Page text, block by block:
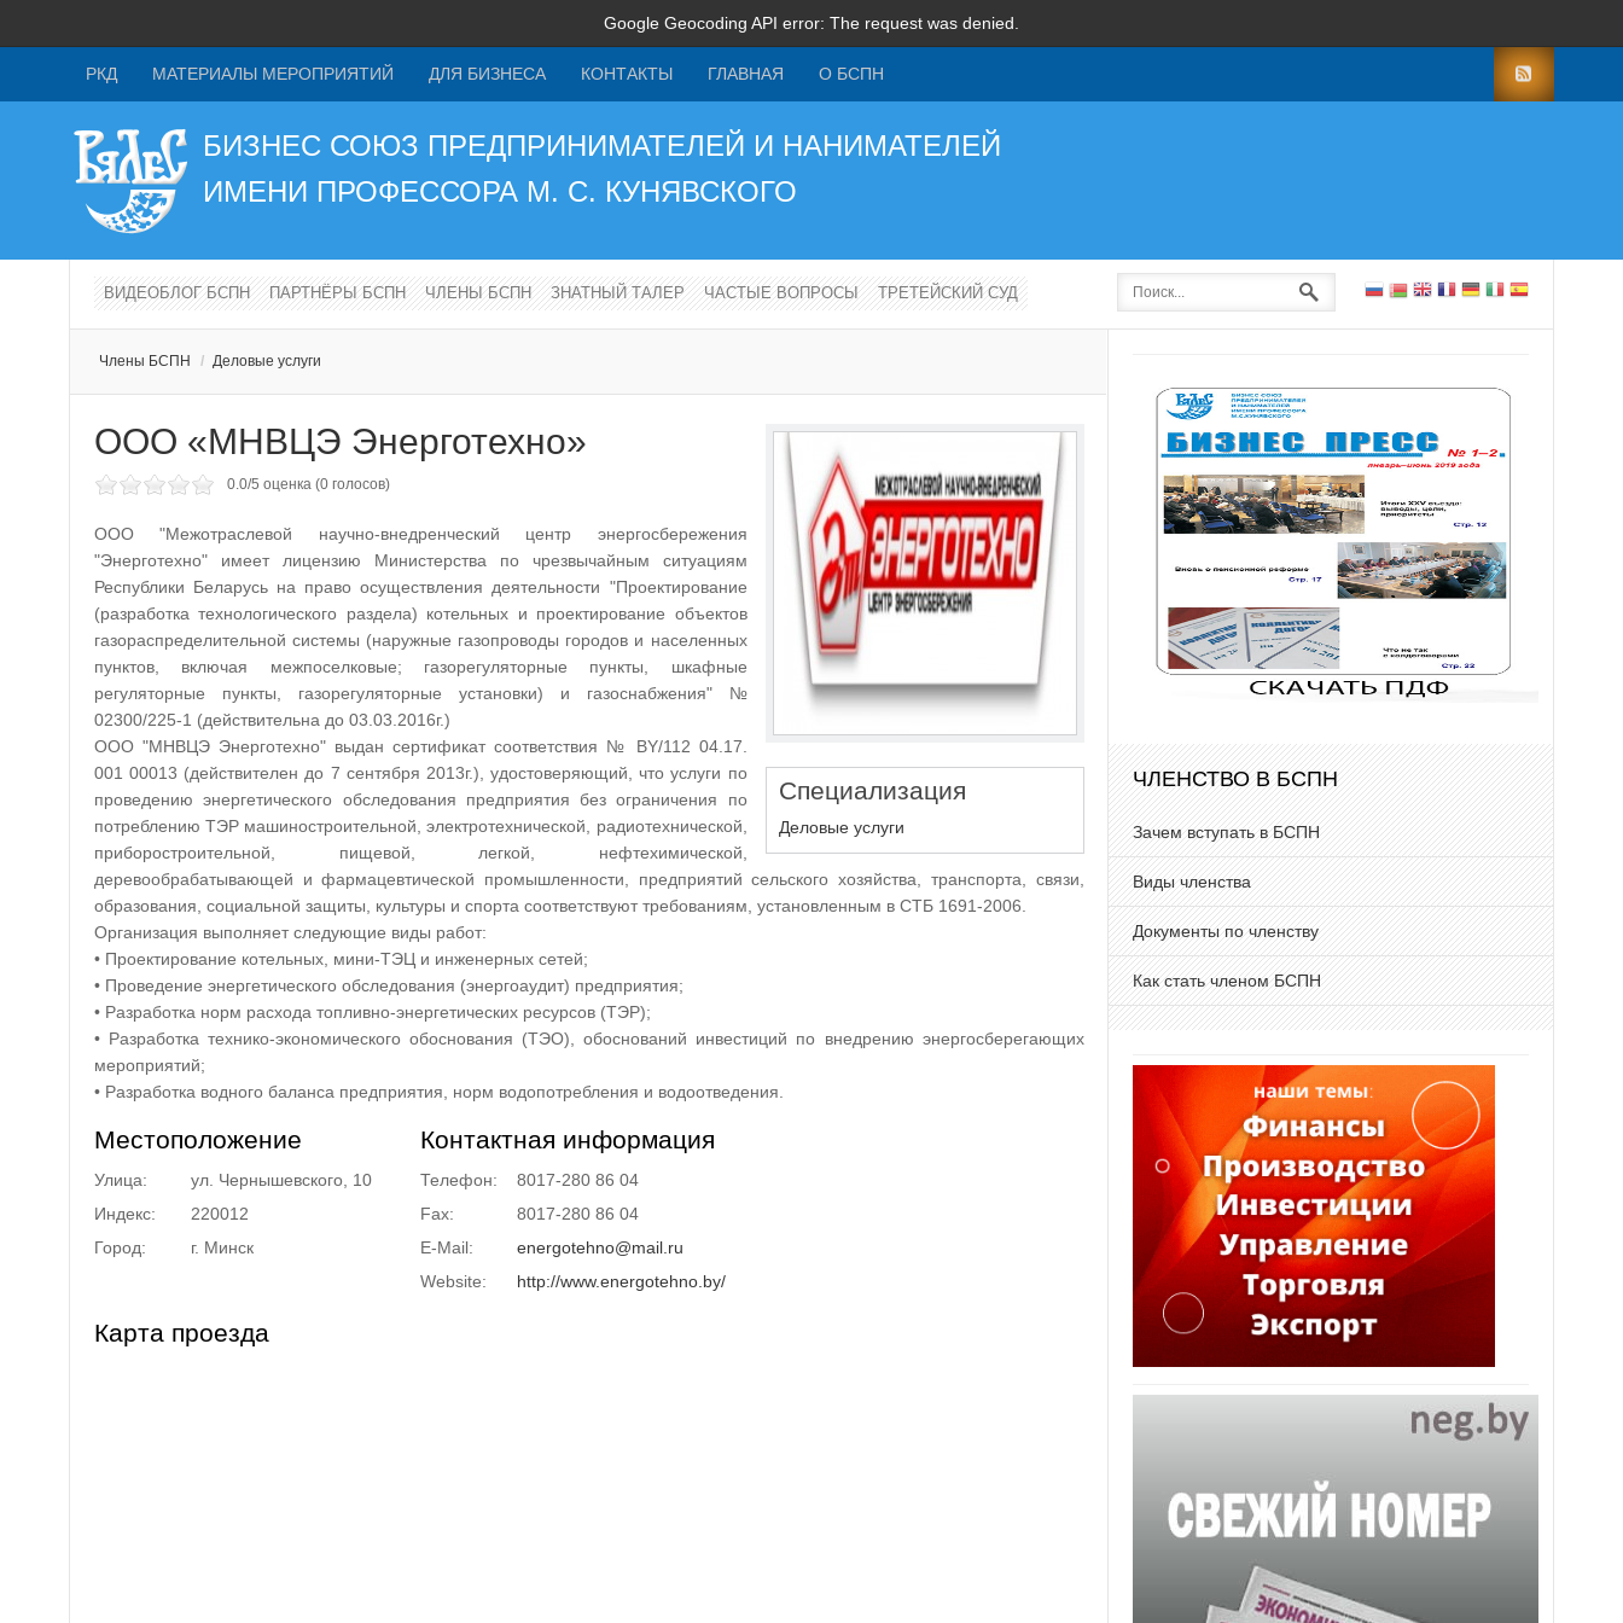
Google Geocoding API error: The request was denied.
РКД МАТЕРИАЛЫ МЕРОПРИЯТИЙ ДЛЯ БИЗНЕСА КОНТАКТЫ ГЛАВНАЯ О БСПН
БИЗНЕС СОЮЗ ПРЕДПРИНИМАТЕЛЕЙ И НАНИМАТЕЛЕЙ
ИМЕНИ ПРОФЕССОРА М. С. КУНЯВСКОГО
ВИДЕОБЛОГ БСПН ПАРТНЁРЫ БСПН ЧЛЕНЫ БСПН ЗНАТНЫЙ ТАЛЕР ЧАСТЫЕ ВОПРОСЫ ТРЕТЕЙСКИЙ СУД
Члены БСПН / Деловые услуги
Специализация
Деловые услуги
ООО «МНВЦЭ Энерготехно»
0.0/5 оценка (0 голосов)
ООО "Межотраслевой научно-внедренческий центр энергосбережения
"Энерготехно" имеет лицензию Министерства по чрезвычайным ситуациям
Республики Беларусь на право осуществления деятельности "Проектирование
(разработка технологического раздела) котельных и проектирование объектов
газораспределительной системы (наружные газопроводы городов и населенных
пунктов, включая межпоселковые; газорегуляторные пункты, шкафные
регуляторные пункты, газорегуляторные установки) и газоснабжения" №
02300/225-1 (действительна до 03.03.2016г.)
ООО "МНВЦЭ Энерготехно" выдан сертификат соответствия № BY/112 04.17.
001 00013 (действителен до 7 сентября 2013г.), удостоверяющий, что услуги по
проведению энергетического обследования предприятия без ограничения по
потреблению ТЭР машиностроительной, электротехнической, радиотехнической,
приборостроительной, пищевой, легкой, нефтехимической,
деревообрабатывающей и фармацевтической промышленности, предприятий сельского хозяйства, транспорта, связи,
образования, социальной защиты, культуры и спорта соответствуют требованиям, установленным в СТБ 1691-2006.
Организация выполняет следующие виды работ:
• Проектирование котельных, мини-ТЭЦ и инженерных сетей;
• Проведение энергетического обследования (энергоаудит) предприятия;
• Разработка норм расхода топливно-энергетических ресурсов (ТЭР);
• Разработка технико-экономического обоснования (ТЭО), обоснований инвестиций по внедрению энергосберегающих
мероприятий;
• Разработка водного баланса предприятия, норм водопотребления и водоотведения.
Местоположение
Улица:
ул. Чернышевского, 10
Индекс:
220012
Город:
г. Минск
Контактная информация
Телефон:
8017-280 86 04
Fax:
8017-280 86 04
E-Mail:
energotehno@mail.ru
Website:
http://www.energotehno.by/
Карта проезда
ЧЛЕНСТВО В БСПН
Зачем вступать в БСПН
Виды членства
Документы по членству
Как стать членом БСПН